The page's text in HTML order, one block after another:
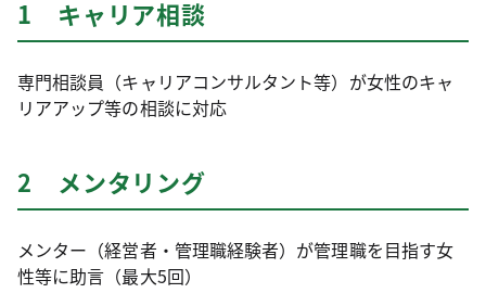
1 キャリア相談
専門相談員（キャリアコンサルタント等）が女性のキャ
リアアップ等の相談に対応
2 メンタリング
メンター（経営者・管理職経験者）が管理職を目指す女
性等に助言（最大5回）